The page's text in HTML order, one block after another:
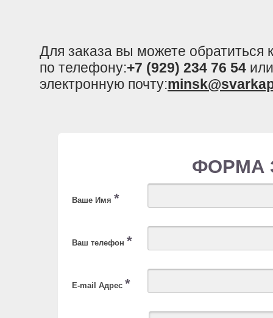
Для заказа вы можете
по телефону:+7 (929) 234 76 54
электронную почту:
ФОРМА
Ваше Имя *
Ваш телефон *
E-mail Адрес *